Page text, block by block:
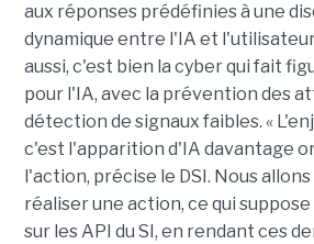
aux réponses prédéfinies à une
dynamique entre l'IA et
aussi, c'est bien la cyber qui fait
pour l'IA, avec la prévention des
détection de signaux faibles. «
c'est l'apparition d'IA davantage
l'action, précise le DSI. Nous
réaliser une action, ce qui
sur les API du SI, en rendant ces